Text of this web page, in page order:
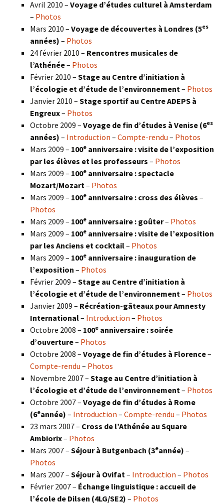
Avril 2010 – Voyage d’études culturel à Amsterdam
– Photos
Mars 2010 – Voyage de découvertes à Londres (5es
années) – Photos
24 février 2010 – Rencontres musicales de
l’Athénée– Photos
Février 2010 – Stage au Centre d’initiation à
l’écologie et d’étude de l’environnement – Photos
Janvier 2010 – Stage sportif au Centre ADEPS à
Engreux– Photos
Octobre 2009 – Voyage de fin d’études à Venise (6es
années) – Introduction – Compte-rendu – Photos
Mars 2009 – 100e anniversaire : visite de l’exposition
par les élèves et les professeurs – Photos
Mars 2009 – 100e anniversaire : spectacle
Mozart/Mozart – Photos
Mars 2009 – 100e anniversaire : cross des élèves –
Photos
Mars 2009 – 100e anniversaire : goûter– Photos
Mars 2009 – 100e anniversaire : visite de l’exposition
par les Anciens et cocktail– Photos
Mars 2009 – 100e anniversaire : inauguration de
l’exposition – Photos
Février 2009 – Stage au Centre d’initiation à
l’écologie et d’étude de l’environnement – Photos
Janvier 2009 – Récréation-gâteaux pour Amnesty
International– Introduction – Photos
Octobre 2008 – 100e anniversaire : soirée
d’ouverture– Photos
Octobre 2008 – Voyage de fin d’études à Florence–
Compte-rendu – Photos
Novembre 2007 – Stage au Centre d’initiation à
l’écologie et d’étude de l’environnement – Photos
Octobre 2007 – Voyage de fin d’études à Rome
(6eannée) – Introduction – Compte-rendu – Photos
23 mars 2007 – Cross de l’Athénée au Square
Ambiorix– Photos
Mars 2007 – Séjour à Butgenbach (3eannée) –
Photos
Mars 2007 – Séjour à Ovifat – Introduction – Photos
Février 2007 – Échange linguistique : accueil de
l’école de Dilsen (4LG/SE2) – Photos